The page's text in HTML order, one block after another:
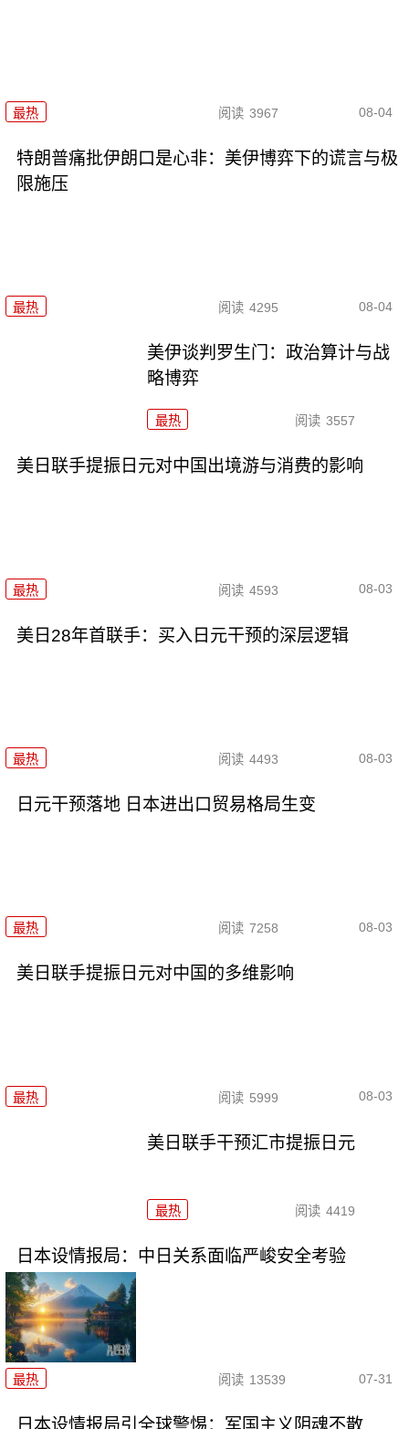
最热 阅读 3967 08-04
特朗普痛批伊朗口是心非：美伊博弈下的谎言与极
限施压
最热 阅读 4295 08-04
美伊谈判罗生门：政治算计与战
略博弈
最热 阅读 3557
美日联手提振日元对中国出境游与消费的影响
最热 阅读 4593 08-03
美日28年首联手：买入日元干预的深层逻辑
最热 阅读 4493 08-03
日元干预落地 日本进出口贸易格局生变
最热 阅读 7258 08-03
美日联手提振日元对中国的多维影响
最热 阅读 5999 08-03
美日联手干预汇市提振日元
最热 阅读 4419
日本设情报局：中日关系面临严峻安全考验
最热 阅读 13539 07-31
日本设情报局引全球警惕：军国主义阴魂不散